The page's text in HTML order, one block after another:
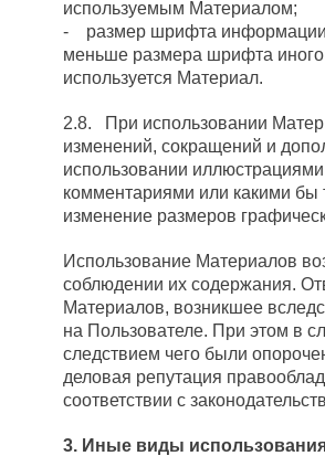
используемым Материалом;
- размер шрифта информации
меньше размера шрифта иного
используется Материал.
2.8. При использовании
изменений, сокращений и
использовании
комментариями или какими
изменение размеров
Использование Материалов
соблюдении их содержания.
Материалов, возникшее
на Пользователе. При этом в
следствием чего были
деловая репутация
соответствии с
3. Иные виды